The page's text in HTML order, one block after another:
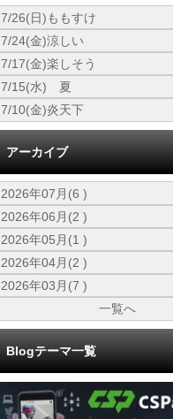
7/26(日)ももすけ
7/24(金)涼しい
7/17(金)楽しそう
7/15(水) 夏
7/10(金)炎天下
アーカイブ
2026年07月(6 )
2026年06月(2 )
2026年05月(1 )
2026年04月(2 )
2026年03月(7 )
一覧へ
Blogテーマ一覧